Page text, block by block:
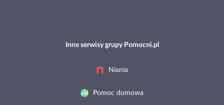
Inne serwisy grupy Pomocni.pl
Niania
Pomoc domowa